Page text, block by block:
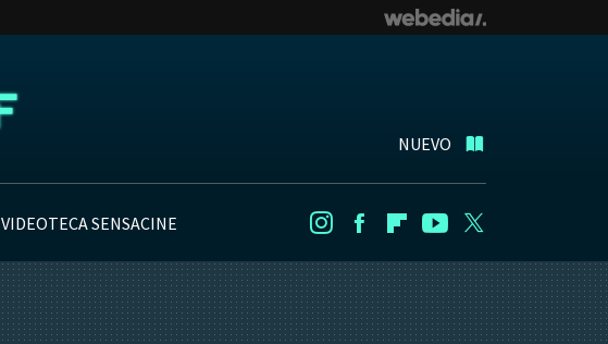
NUEVO
VIDEOTECA SENSACINE InstagramFacebookFlipboard
Youtube